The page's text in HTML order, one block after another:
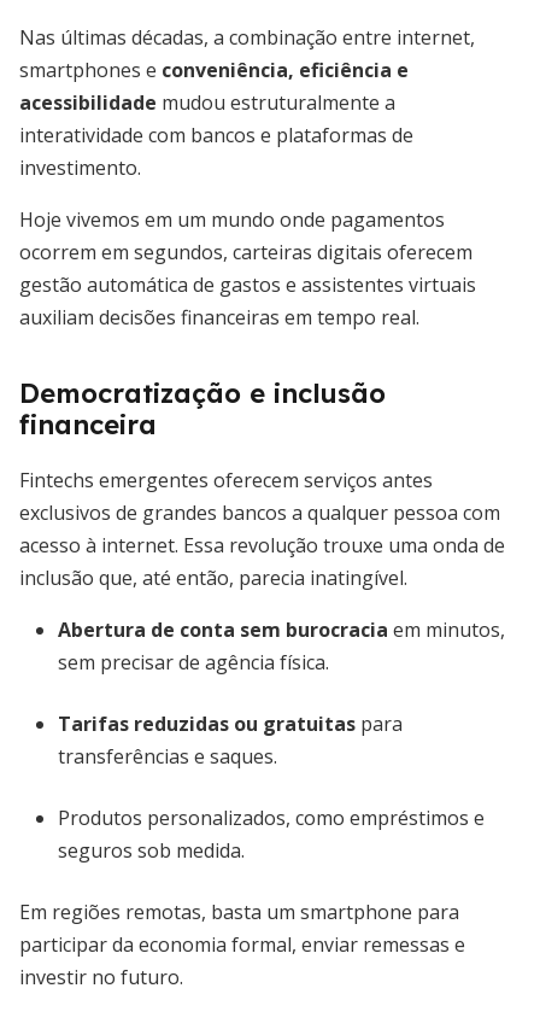
Nas últimas décadas, a combinação entre internet,
smartphones e conveniência, eficiência e
acessibilidade mudou estruturalmente a
interatividade com bancos e plataformas de
investimento.
Hoje vivemos em um mundo onde pagamentos
ocorrem em segundos, carteiras digitais oferecem
gestão automática de gastos e assistentes virtuais
auxiliam decisões financeiras em tempo real.
Democratização e inclusão
financeira
Fintechs emergentes oferecem serviços antes
exclusivos de grandes bancos a qualquer pessoa com
acesso à internet. Essa revolução trouxe uma onda de
inclusão que, até então, parecia inatingível.
Abertura de conta sem burocracia em minutos,
sem precisar de agência física.
Tarifas reduzidas ou gratuitas para
transferências e saques.
Produtos personalizados, como empréstimos e
seguros sob medida.
Em regiões remotas, basta um smartphone para
participar da economia formal, enviar remessas e
investir no futuro.